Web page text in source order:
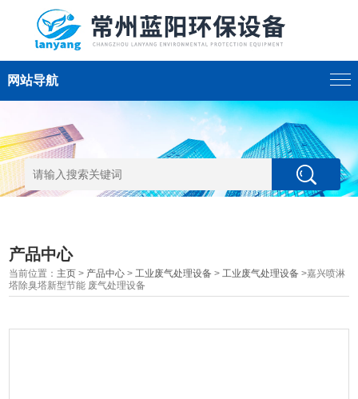
网站导航
产品中心
当前位置： 主页 > 产品中心 >工业废气处理设备 >工业废气处理设备 >嘉兴喷淋
塔除臭塔新型节能 废气处理设备